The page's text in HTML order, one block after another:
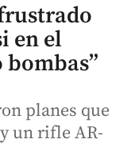
en el
planes que
un rifle AR-